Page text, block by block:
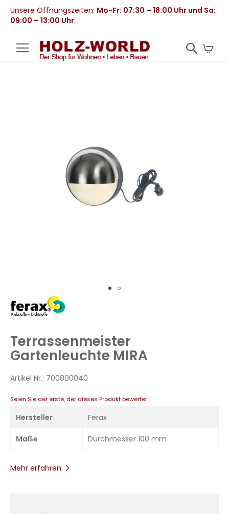
Unsere Öffnungszeiten: Mo-Fr: 07:30 – 18:00 Uhr und Sa:
09:00 – 13:00 Uhr.
Zum
Anfang
springen
Terrassenmeister
Gartenleuchte MIRA
Artikel Nr.: 700800040
Seien Sie der erste, der dieses Produkt bewertet
Hersteller Ferax
Maße Durchmesser 100 mm
Mehr erfahren